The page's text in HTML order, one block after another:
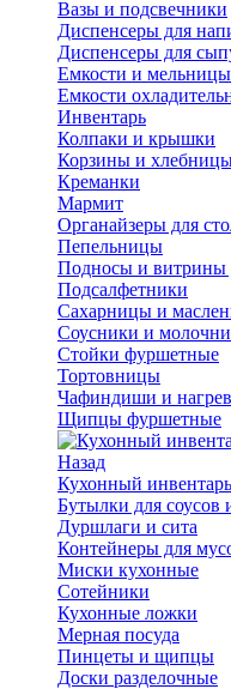
Вазы и подсвечники
Диспенсеры для
Диспенсеры для
Емкости и
Емкости
Инвентарь
Колпаки и крышки
Корзины и
Креманки
Мармит
Органайзеры для
Пепельницы
Подносы и витрины
Подсалфетники
Сахарницы и
Соусники и
Стойки фуршетные
Тортовницы
Чафиндиши и
Щипцы фуршетные
Назад
Кухонный инвентарь
Бутылки для соусов
Дуршлаги и сита
Контейнеры для
Миски кухонные
Сотейники
Кухонные ложки
Мерная посуда
Пинцеты и щипцы
Доски разделочные